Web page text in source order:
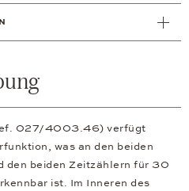
027/4003.46) verfügt
was an den beiden
den beiden Zeitzählern für 30
ist. Im Inneren des